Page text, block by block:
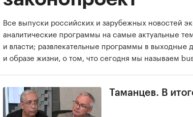
Все выпуски российских и зарубежных новостей
аналитические программы на самые актуальные
и власти; развлекательные программы в выходные
и образе жизни, о том, что сегодня мы называем
Таманцев. В